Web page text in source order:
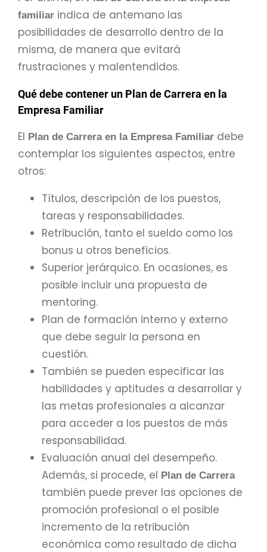
familiar indica de antemano las
posibilidades de desarrollo dentro de la
misma, de manera que evitará
frustraciones y malentendidos.
Qué debe contener un Plan de Carrera en la
Empresa Familiar
El Plan de Carrera en la Empresa Familiar debe
contemplar los siguientes aspectos, entre
otros:
Títulos, descripción de los puestos,
tareas y responsabilidades.
Retribución, tanto el sueldo como los
bonus u otros beneficios.
Superior jerárquico. En ocasiones, es
posible incluir una propuesta de
mentoring.
Plan de formación interno y externo
que debe seguir la persona en
cuestión.
También se pueden especificar las
habilidades y aptitudes a desarrollar y
las metas profesionales a alcanzar
para acceder a los puestos de más
responsabilidad.
Evaluación anual del desempeño.
Además, si procede, el Plan de Carrera
también puede prever las opciones de
promoción profesional o el posible
incremento de la retribución
económica como resultado de dicha